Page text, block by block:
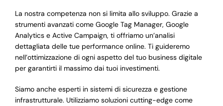
La nostra competenza non si limita allo sviluppo. Grazie a
strumenti avanzati come Google Tag Manager, Google
Analytics e Active Campaign, ti offriamo un’analisi
dettagliata delle tue performance online. Ti guideremo
nell’ottimizzazione di ogni aspetto del tuo business digitale
per garantirti il massimo dai tuoi investimenti.
Siamo anche esperti in sistemi di sicurezza e gestione
infrastrutturale. Utilizziamo soluzioni cutting-edge come